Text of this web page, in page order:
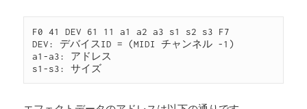
F0 41 DEV 61 11 a1 a2 a3 s1 s2 s3 F7
DEV: デバイスID = (MIDI チャンネル -1)
a1-a3: アドレス